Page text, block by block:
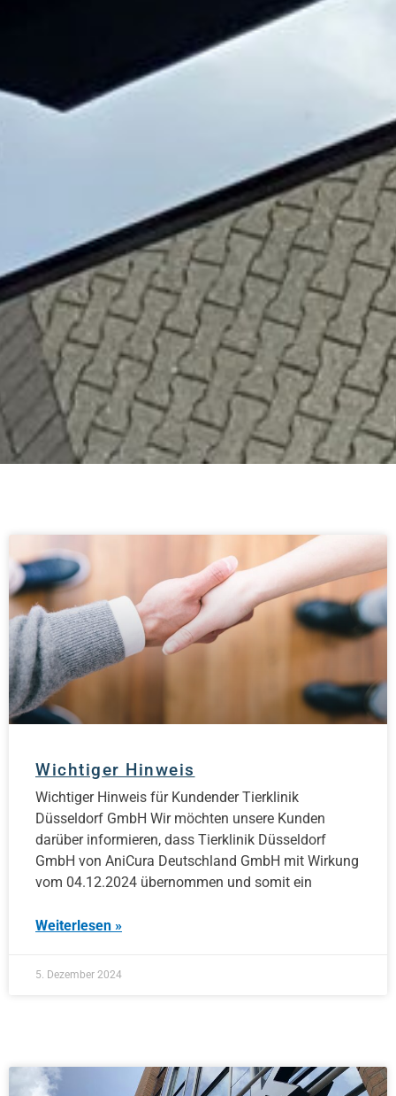
Wichtiger Hinweis
Wichtiger Hinweis für Kundender Tierklinik
Düsseldorf GmbH Wir möchten unsere Kunden
darüber informieren, dass Tierklinik Düsseldorf
GmbH von AniCura Deutschland GmbH mit Wirkung
vom 04.12.2024 übernommen und somit ein
Weiterlesen »
5. Dezember 2024